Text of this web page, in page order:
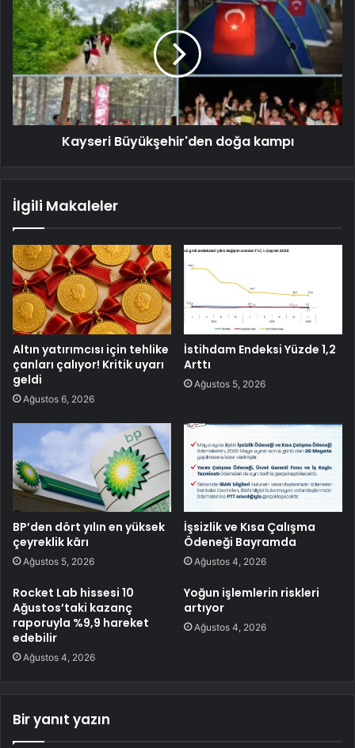
Kayseri Büyükşehir'den doğa kampı
İlgili Makaleler
Altın yatırımcısı için tehlike
çanları çalıyor! Kritik uyarı
geldi
Ağustos 6, 2026
İstihdam Endeksi Yüzde 1,2
Arttı
Ağustos 5, 2026
BP’den dört yılın en yüksek
çeyreklik kârı
Ağustos 5, 2026
İşsizlik ve Kısa Çalışma
Ödeneği Bayramda
Ağustos 4, 2026
Rocket Lab hissesi 10
Ağustos’taki kazanç
raporuyla %9,9 hareket
edebilir
Ağustos 4, 2026
Yoğun işlemlerin riskleri
artıyor
Ağustos 4, 2026
Bir yanıt yazın